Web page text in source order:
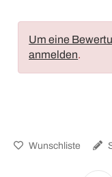
Um eine
anmelden.
Wunschliste